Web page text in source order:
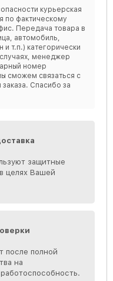
курьерская
по фактическому
Передача товара в
автомобиль,
т.п.) категорически
менеджер
номер
сможем связаться с
Спасибо за
защитные
целях Вашей
после полной
на